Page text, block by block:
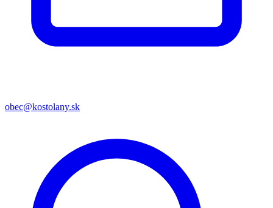
obec@kostolany.sk